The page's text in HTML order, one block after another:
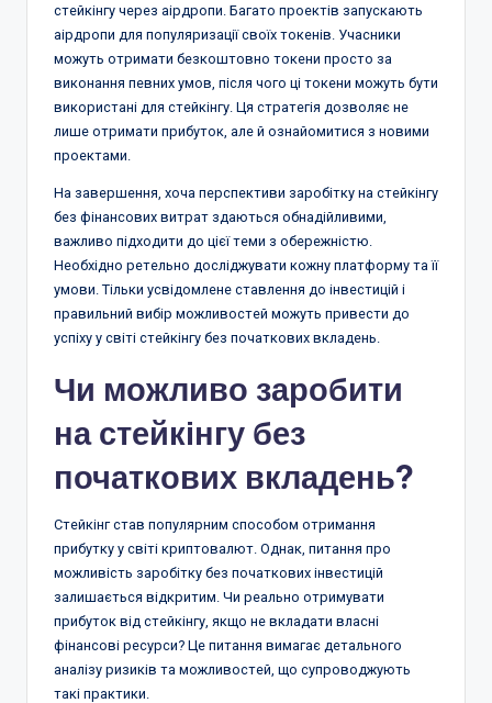
стейкінгу через аірдропи. Багато проектів запускають
аірдропи для популяризації своїх токенів. Учасники
можуть отримати безкоштовно токени просто за
виконання певних умов, після чого ці токени можуть бути
використані для стейкінгу. Ця стратегія дозволяє не
лише отримати прибуток, але й ознайомитися з новими
проектами.
На завершення, хоча перспективи заробітку на стейкінгу
без фінансових витрат здаються обнадійливими,
важливо підходити до цієї теми з обережністю.
Необхідно ретельно досліджувати кожну платформу та її
умови. Тільки усвідомлене ставлення до інвестицій і
правильний вибір можливостей можуть привести до
успіху у світі стейкінгу без початкових вкладень.
Чи можливо заробити
на стейкінгу без
початкових вкладень?
Стейкінг став популярним способом отримання
прибутку у світі криптовалют. Однак, питання про
можливість заробітку без початкових інвестицій
залишається відкритим. Чи реально отримувати
прибуток від стейкінгу, якщо не вкладати власні
фінансові ресурси? Це питання вимагає детального
аналізу ризиків та можливостей, що супроводжують
такі практики.